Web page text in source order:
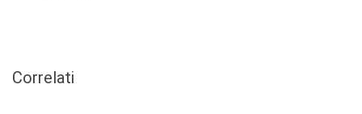
Correlati